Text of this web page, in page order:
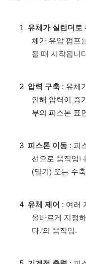
1 유체가 실린더로
체가 유압 펌프
될 때 시작됩니
2 압력 구축 : 유체
인해 압력이 증
부의 피스톤 표
3 피스톤 이동 : 피
선으로 움직입
(밀기) 또는 수
4 유체 제어 : 여러
올바르게 지정
다.’의 움직임.